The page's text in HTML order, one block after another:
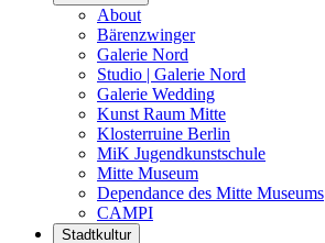
About
Bärenzwinger
Galerie Nord
Studio | Galerie Nord
Galerie Wedding
Kunst Raum Mitte
Klosterruine Berlin
MiK Jugendkunstschule
Mitte Museum
Dependance des Mitte Museums
CAMPI
Stadtkultur